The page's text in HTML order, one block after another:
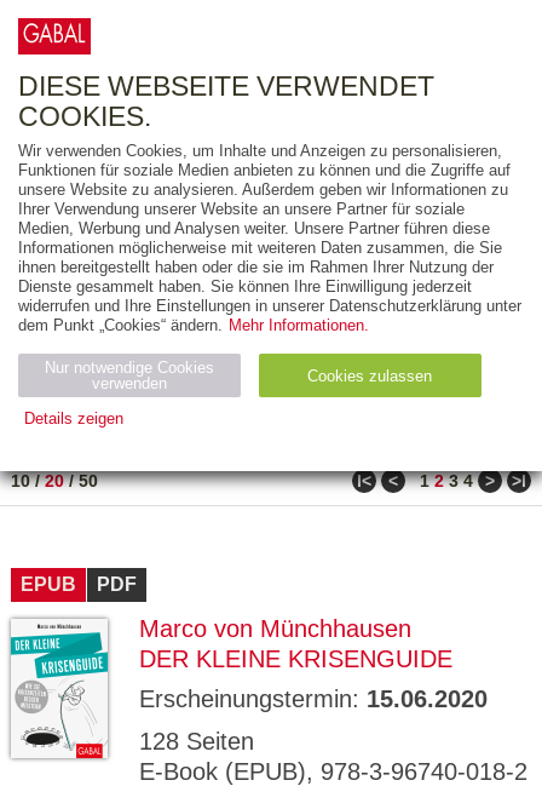
FREITEXT
AUSGABEART
AUS DER REIHE
ZUM THEMA
Neuerscheinung
Bestseller
PREIS
10/20/50 ǀ< < 1 2 3 4 > >ǀ
EPUB PDF
Marco von Münchhausen
DER KLEINE KRISENGUIDE
Erscheinungstermin: 15.06.2020
128 Seiten
E-Book (EPUB), 978-3-96740-018-2
DIESE WEBSEITE VERWENDET
COOKIES.
Wir verwenden Cookies, um Inhalte und Anzeigen zu personalisieren,
Funktionen für soziale Medien anbieten zu können und die Zugriffe auf
unsere Website zu analysieren. Außerdem geben wir Informationen zu
Ihrer Verwendung unserer Website an unsere Partner für soziale
Medien, Werbung und Analysen weiter. Unsere Partner führen diese
Informationen möglicherweise mit weiteren Daten zusammen, die Sie
ihnen bereitgestellt haben oder die sie im Rahmen Ihrer Nutzung der
Dienste gesammelt haben. Sie können Ihre Einwilligung jederzeit
widerrufen und Ihre Einstellungen in unserer Datenschutzerklärung unter
dem Punkt „Cookies“ ändern. Mehr Informationen.
Nur notwendige Cookies
verwenden
Cookies zulassen
Details zeigen
Name Zweck
Ty
ESSION
_ID
verlag.
de
GV_CO
OKIES
gabal-
Speichert den Zustimmungsstatus des
Domäne.